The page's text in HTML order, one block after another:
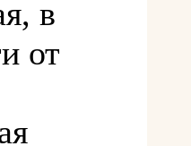
в
от